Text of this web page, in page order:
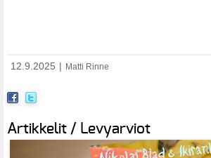
12.9.2025 Matti Rinne
Artikkelit / Levyarviot